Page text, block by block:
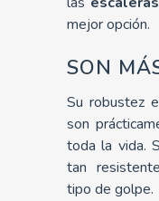
mejor opción.
SON
Su robustez
son
toda la vida.
tan
tipo de golpe.